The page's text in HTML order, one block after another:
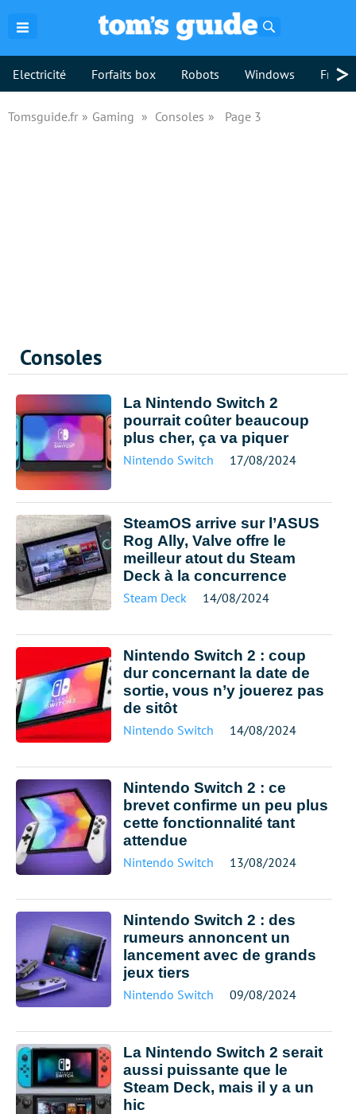
Electricité Forfaits box Robots Windows >
Tomsguide.fr Gaming Consoles Page 3
Consoles
La Nintendo Switch 2
pourrait coûter beaucoup
plus cher, ça va piquer
Nintendo Switch 17/08/2024
SteamOS arrive sur l’ASUS
Rog Ally, Valve offre le
meilleur atout du Steam
Deck à la concurrence
Steam Deck 14/08/2024
Nintendo Switch 2 : coup
dur concernant la date de
sortie, vous n’y jouerez pas
de sitôt
Nintendo Switch 14/08/2024
Nintendo Switch 2 : ce
brevet confirme un peu plus
cette fonctionnalité tant
attendue
Nintendo Switch 13/08/2024
Nintendo Switch 2 : des
rumeurs annoncent un
lancement avec de grands
jeux tiers
Nintendo Switch 09/08/2024
La Nintendo Switch 2 serait
aussi puissante que le
Steam Deck, mais il y a un
hic